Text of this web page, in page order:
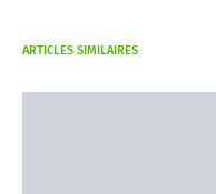
ARTICLES SIMILAIRES